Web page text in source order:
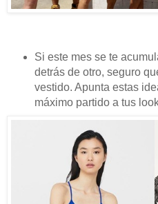
Si este mes se te
detrás de otro, seguro
vestido. Apunta estas
máximo partido a tus